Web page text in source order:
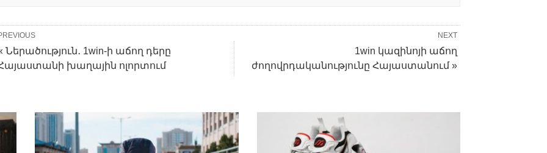
NEXT
1win կազինոյի աճող
ժողովրդականությունը Հայաստանում »
Ներածություն․ 1win-ի աճող դերը
խաղային ոլորտում